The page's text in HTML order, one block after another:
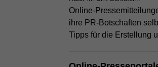
Online-
ihre PR-Botschaften
Tipps für die Erstellung
Laufzeit
Name
Laufzeit
Wir
zusätzliche